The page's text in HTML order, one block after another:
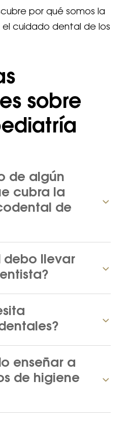
por qué somos la
cuidado dental de los
sobre
de algún
cubra la
de
debo llevar
enseñar a
de higiene